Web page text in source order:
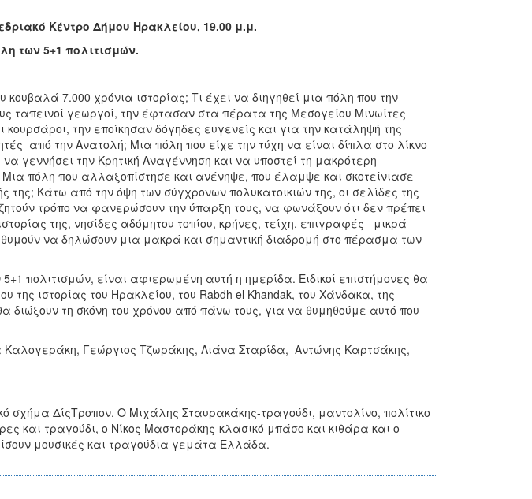
Κέντρο Δήμου Ηρακλείου, 19.00 μ.μ.
των 5+1 πολιτισμών.
7.000 χρόνια ιστορίας; Τι έχει να διηγηθεί μια πόλη που την
ταπεινοί γεωργοί, την έφτασαν στα πέρατα της Μεσογείου Μινωίτες
την εποίκησαν δόγηδες ευγενείς και για την κατάληψή της
από την Ανατολή; Μια πόλη που είχε την τύχη να είναι δίπλα στο λίκνο
γεννήσει την Κρητική Αναγέννηση και να υποστεί τη μακρότερη
Μια πόλη που αλλαξοπίστησε και ανένηψε, που έλαμψε και σκοτείνιασε
Κάτω από την όψη των σύγχρονων πολυκατοικιών της, οι σελίδες της
τρόπο να φανερώσουν την ύπαρξη τους, να φωνάξουν ότι δεν πρέπει
της, νησίδες αδόμητου τοπίου, κρήνες, τείχη, επιγραφές –μικρά
να δηλώσουν μια μακρά και σημαντική διαδρομή στο πέρασμα των
πολιτισμών, είναι αφιερωμένη αυτή η ημερίδα. Ειδικοί επιστήμονες θα
της ιστορίας του Ηρακλείου, του Rabdh el Khandak, του Χάνδακα, της
διώξουν τη σκόνη του χρόνου από πάνω τους, για να θυμηθούμε αυτό που
Γεώργιος Τζωράκης, Λιάνα Σταρίδα, Αντώνης Καρτσάκης,
σχήμα ΔίςΤροπον. Ο Μιχάλης Σταυρακάκης-τραγούδι, μαντολίνο, πολίτικο
και τραγούδι, ο Νίκος Μαστοράκης-κλασικό μπάσο και κιθάρα και ο
μουσικές και τραγούδια γεμάτα Ελλάδα.